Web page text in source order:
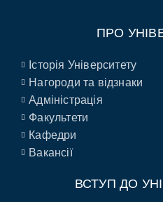
ПРО
Історія Університету
Нагороди та відзнаки
Адміністрація
Факультети
Кафедри
Вакансії
ВСТУП ДО